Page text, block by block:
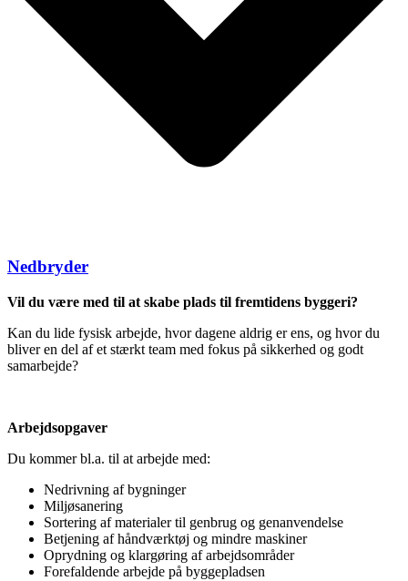
Nedbryder
Vil du være med til at skabe plads til fremtidens byggeri?
Kan du lide fysisk arbejde, hvor dagene aldrig er ens, og hvor du
bliver en del af et stærkt team med fokus på sikkerhed og godt
samarbejde?
Arbejdsopgaver
Du kommer bl.a. til at arbejde med:
Nedrivning af bygninger
Miljøsanering
Sortering af materialer til genbrug og genanvendelse
Betjening af håndværktøj og mindre maskiner
Oprydning og klargøring af arbejdsområder
Forefaldende arbejde på byggepladsen